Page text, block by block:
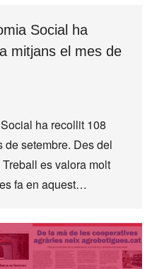
Social ha
mitjans el mes de
ha recollit 108
de setembre. Des del
es valora molt
fa en aquest…